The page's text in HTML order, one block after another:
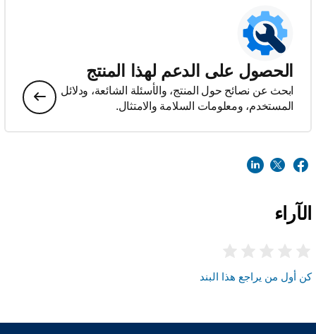
الحصول على الدعم لهذا المنتج
ابحث عن نصائح حول المنتج، والأسئلة الشائعة، ودلائل
المستخدم، ومعلومات السلامة والامتثال.
الآراء
كن أول من يراجع هذا البند